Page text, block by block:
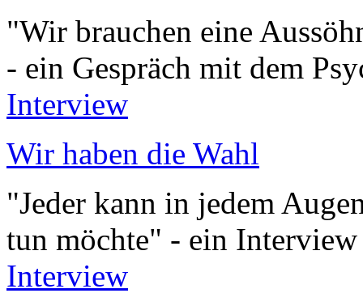
"Wir brauchen eine
- ein Gespräch mit dem
Interview
Wir haben die Wahl
"Jeder kann in jedem
tun möchte" - ein
Interview